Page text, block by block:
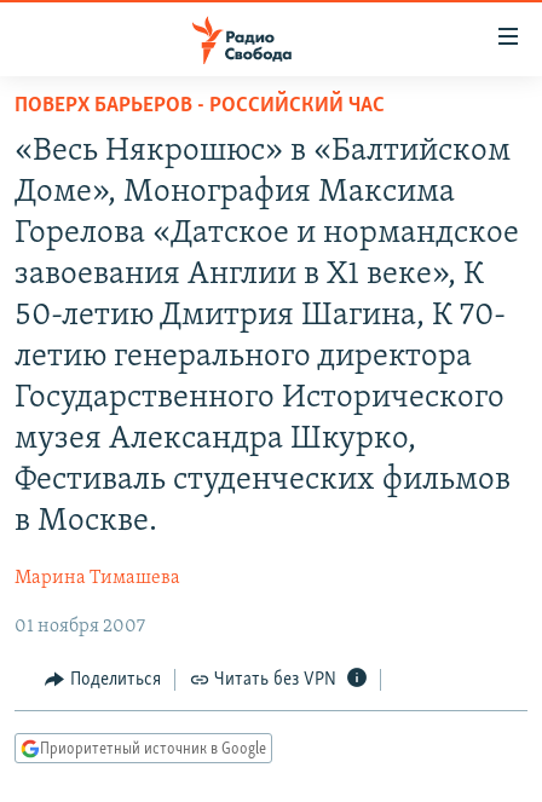
упрощенного
доступа
Вернуться
основному
содержанию
Вернутся
главной
навигации
Вернутся
поиску
АВТОРСКИЕ ПРОЕКТЫ
ЦИТАТЫ СВОБОДЫ
МНЕНИЯ
КУЛЬТУРА
IDEL.РЕАЛИИ
КАВКАЗ.РЕАЛИИ
СЕВЕР.РЕАЛИИ
СИБИРЬ.РЕАЛИИ
РАСПИСАНИЕ ВЕЩАНИЯ
СОЦИАЛЬНЫЕ СЕТИ
ПОВЕРХ БАРЬЕРОВ - РОССИЙСКИЙ ЧАС
«Весь Някрошюс» в «Балтийском
Доме», Монография Максима
Горелова «Датское и нормандское
завоевания Англии в Х1 веке», К
50-летию Дмитрия Шагина, К 70-
летию генерального директора
Государственного Исторического
музея Александра Шкурко,
Фестиваль студенческих фильмов
в Москве.
Марина Тимашева
01 ноября 2007
Поделиться Читать без VPN
Приоритетный источник в Google